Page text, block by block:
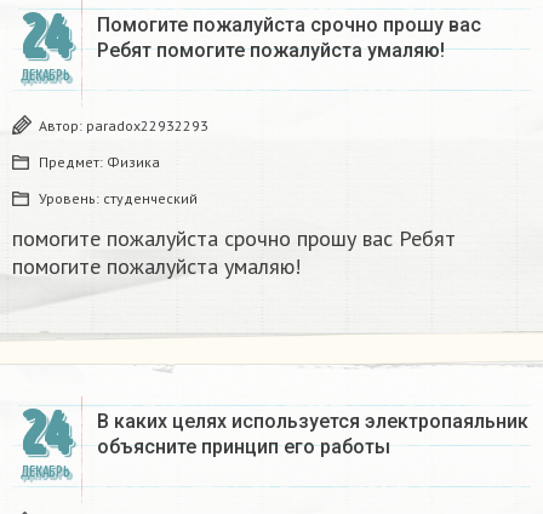
24
ДЕКАБРЬ
Помогите пожалуйста срочно прошу вас
Ребят помогите пожалуйста умаляю! ​
Автор: paradox22932293
Предмет: Физика
Уровень: студенческий
помогите пожалуйста срочно прошу вас Ребят
помогите пожалуйста умаляю! ​
24
ДЕКАБРЬ
В каких целях используется электропаяльник
объясните принцип его работы​